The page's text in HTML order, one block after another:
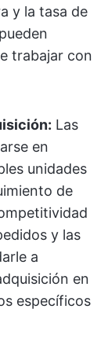
y la tasa de
trabajar con
Las
en
unidades
de
y las
a
en
específicos